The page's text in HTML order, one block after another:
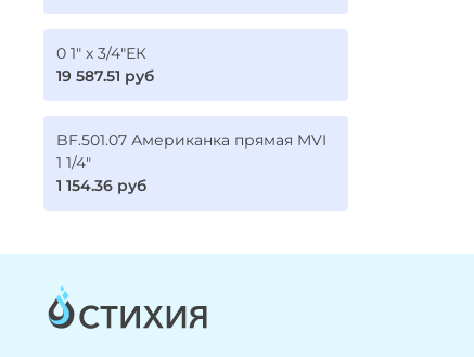
0 1" х 3/4"ЕК
19 587.51 руб
BF.501.07 Американка прямая MVI
1 1/4"
1 154.36 руб